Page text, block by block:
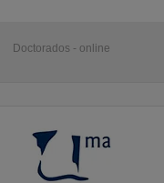
Doctorados - online